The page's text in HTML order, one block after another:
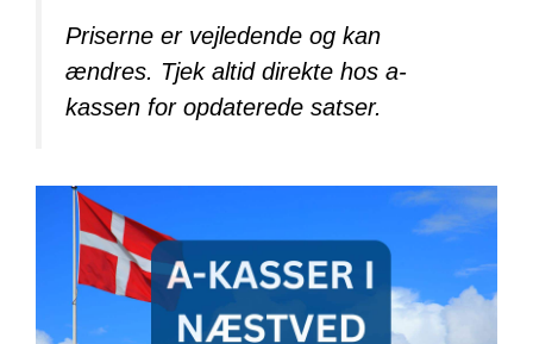
Priserne er vejledende og kan
ændres. Tjek altid direkte hos a-
kassen for opdaterede satser.